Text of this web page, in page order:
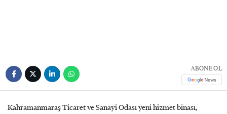
ABONE OL
Kahramanmaraş Ticaret ve Sanayi Odası yeni hizmet binası,